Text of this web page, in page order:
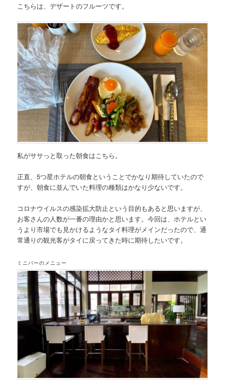
こちらは、デザートのフルーツです。
私がササっと取った朝食はこちら。
正直、5つ星ホテルの朝食ということでかなり期待していたので
すが、朝食に並んでいた料理の種類はかなり少ないです。
コロナウイルスの感染拡大防止という目的もあると思いますが、
お客さんの人数が一番の理由かと思います。今回は、ホテルとい
うより市場でも見かけるようなタイ料理がメインだったので、通
常通りの観光客がタイに戻ってきた時に期待したいです。
ミニバーのメニュー